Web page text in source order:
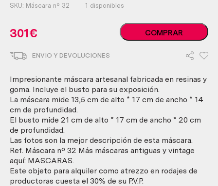
SKU: Máscara nº 32 1 disponibles
301€
Máscara.
Payaso
Artesanía.
cantidad
COMPRAR
ENVIO Y DEVOLUCIONES
Impresionante máscara artesanal fabricada en resinas y
goma. Incluye el busto para su exposición.
La máscara mide 13,5 cm de alto * 17 cm de ancho * 14
cm de profundidad.
El busto mide 21 cm de alto * 17 cm de ancho * 20 cm
de profundidad.
Las fotos son la mejor descripción de esta máscara.
Ref. Máscara nº 32 Más máscaras antiguas y vintage
aquí: MASCARAS.
Este objeto para alquiler como atrezzo en rodajes de
productoras cuesta el 30% de su P.V.P.